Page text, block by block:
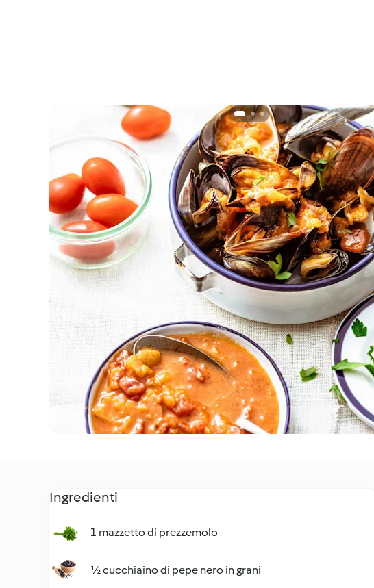
Ingredienti
1 mazzetto di prezzemolo
½ cucchiaino di pepe nero in grani